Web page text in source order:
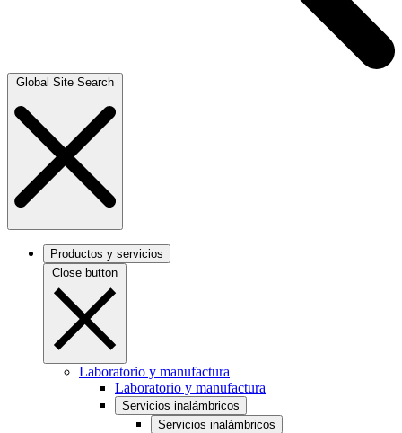
Global Site Search
Productos y servicios
Close button
Laboratorio y manufactura
Laboratorio y manufactura
Servicios inalámbricos
Servicios inalámbricos